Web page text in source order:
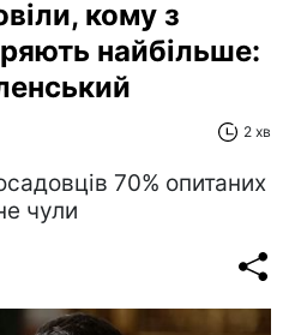
кому з
найбільше:
2 хв
70% опитаних
чули